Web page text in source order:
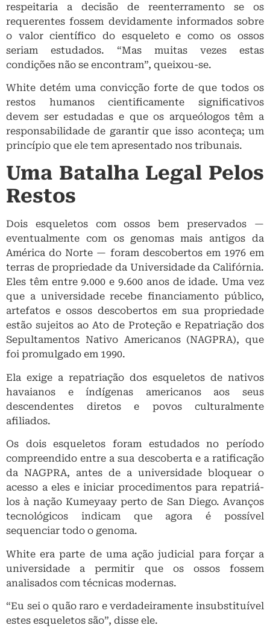
respeitaria a decisão de reenterramento se os
requerentes fossem devidamente informados sobre
o valor científico do esqueleto e como os ossos
seriam estudados. “Mas muitas vezes estas
condições não se encontram”, queixou-se.
White detém uma convicção forte de que todos os
restos humanos cientificamente significativos
devem ser estudadas e que os arqueólogos têm a
responsabilidade de garantir que isso aconteça; um
princípio que ele tem apresentado nos tribunais.
Uma Batalha Legal Pelos
Restos
Dois esqueletos com ossos bem preservados —
eventualmente com os genomas mais antigos da
América do Norte — foram descobertos em 1976 em
terras de propriedade da Universidade da Califórnia.
Eles têm entre 9.000 e 9.600 anos de idade. Uma vez
que a universidade recebe financiamento público,
artefatos e ossos descobertos em sua propriedade
estão sujeitos ao Ato de Proteção e Repatriação dos
Sepultamentos Nativo Americanos (NAGPRA), que
foi promulgado em 1990.
Ela exige a repatriação dos esqueletos de nativos
havaianos e índígenas americanos aos seus
descendentes diretos e povos culturalmente
afiliados.
Os dois esqueletos foram estudados no período
compreendido entre a sua descoberta e a ratificação
da NAGPRA, antes de a universidade bloquear o
acesso a eles e iniciar procedimentos para repatriá-
los à nação Kumeyaay perto de San Diego. Avanços
tecnológicos indicam que agora é possível
sequenciar todo o genoma.
White era parte de uma ação judicial para forçar a
universidade a permitir que os ossos fossem
analisados com técnicas modernas.
“Eu sei o quão raro e verdadeiramente insubstituível
estes esqueletos são”, disse ele.